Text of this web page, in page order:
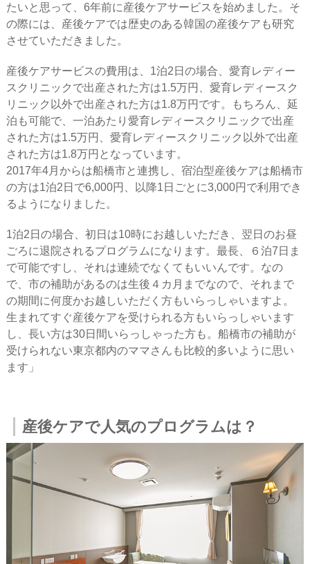
たいと思って、6年前に産後ケアサービスを始めました。そ
の際には、産後ケアでは歴史のある韓国の産後ケアも研究
させていただきました。
産後ケアサービスの費用は、1泊2日の場合、愛育レディー
スクリニックで出産された方は1.5万円、愛育レディースク
リニック以外で出産された方は1.8万円です。もちろん、延
泊も可能で、一泊あたり愛育レディースクリニックで出産
された方は1.5万円、愛育レディースクリニック以外で出産
された方は1.8万円となっています。
2017年4月からは船橋市と連携し、宿泊型産後ケアは船橋市
の方は1泊2日で6,000円、以降1日ごとに3,000円で利用でき
るようになりました。
1泊2日の場合、初日は10時にお越しいただき、翌日のお昼
ごろに退院されるプログラムになります。最長、６泊7日ま
で可能ですし、それは連続でなくてもいいんです。なの
で、市の補助があるのは生後４カ月までなので、それまで
の期間に何度かお越しいただく方もいらっしゃいますよ。
生まれてすぐ産後ケアを受けられる方もいらっしゃいます
し、長い方は30日間いらっしゃった方も。船橋市の補助が
受けられない東京都内のママさんも比較的多いように思い
ます」
産後ケアで人気のプログラムは？